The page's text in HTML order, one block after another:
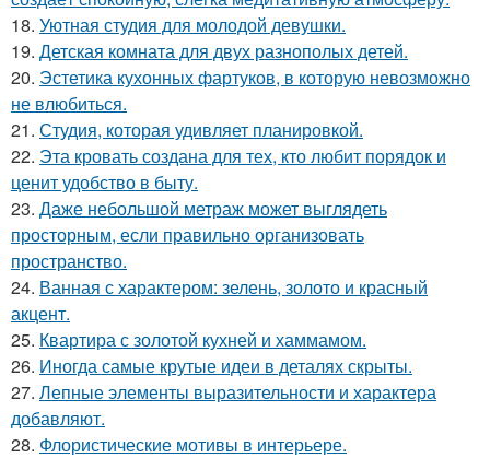
18. Уютная студия для молодой девушки.
19. Детская комната для двух разнополых детей.
20. Эстетика кухонных фартуков, в которую невозможно
не влюбиться.
21. Студия, которая удивляет планировкой.
22. Эта кровать создана для тех, кто любит порядок и
ценит удобство в быту.
23. Даже небольшой метраж может выглядеть
просторным, если правильно организовать
пространство.
24. Ванная с характером: зелень, золото и красный
акцент.
25. Квартира с золотой кухней и хаммамом.
26. Иногда самые крутые идеи в деталях скрыты.
27. Лепные элементы выразительности и характера
добавляют.
28. Флористические мотивы в интерьере.